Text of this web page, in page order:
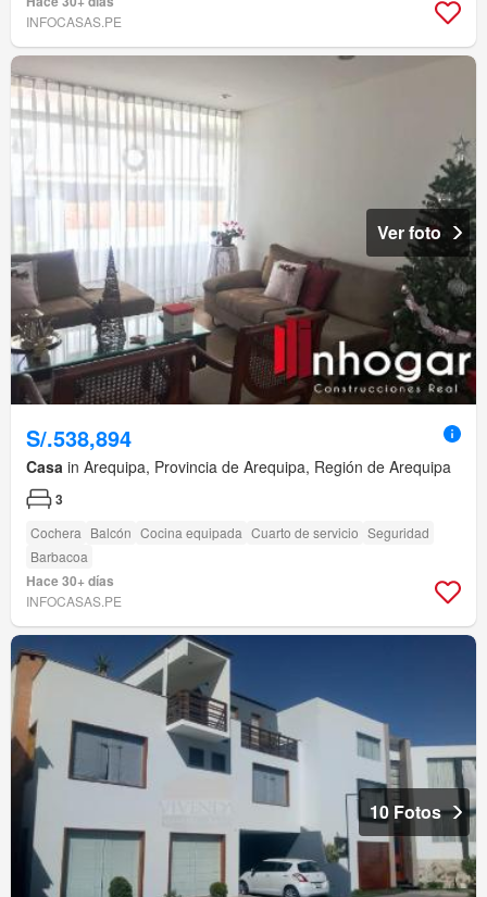
INFOCASAS.PE
Ver foto
S/.538,894
Casa in Arequipa, Provincia de Arequipa, Región de Arequipa
3
Cochera Balcón Cocina equipada Cuarto de servicio Seguridad
Barbacoa
Hace 30+ días
INFOCASAS.PE
10 Fotos